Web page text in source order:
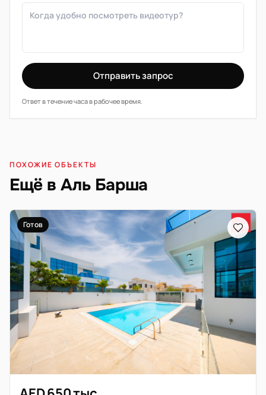
Отправить запрос
Ответ в течение часа в рабочее время.
ПОХОЖИЕ ОБЪЕКТЫ
Ещё в Аль Барша
Готов